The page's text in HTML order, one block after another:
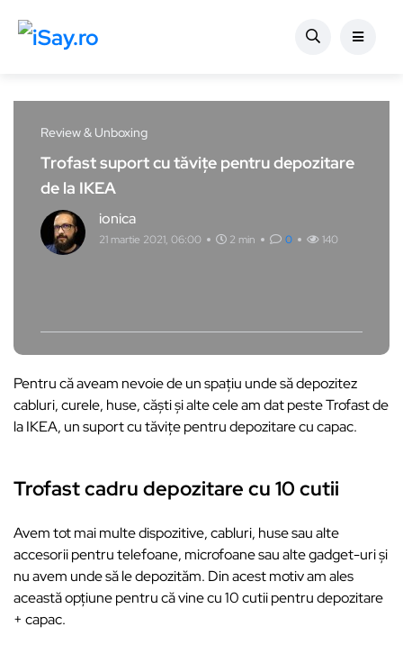
Review & Unboxing
Trofast suport cu tăvițe pentru depozitare
de la IKEA
ionica
21 martie 2021, 06:00 2 min 0 140
Pentru că aveam nevoie de un spațiu unde să depozitez
cabluri, curele, huse, căști și alte cele am dat peste Trofast de
la IKEA, un suport cu tăvițe pentru depozitare cu capac.
Trofast cadru depozitare cu 10 cutii
Avem tot mai multe dispozitive, cabluri, huse sau alte
accesorii pentru telefoane, microfoane sau alte gadget-uri și
nu avem unde să le depozităm. Din acest motiv am ales
această opțiune pentru că vine cu 10 cutii pentru depozitare
+ capac.